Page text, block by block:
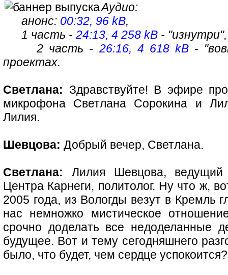
Аудио:
анонс: 00:32, 96 kB,
1 часть - 24:13, 4 258 kB - "изнутри",
2 часть - 26:16, 4 618 kB-
проектах.
Светлана: Здравствуйте! В эфире
микрофона Светлана Сорокина и
Лилия.
Шевцова: Добрый вечер, Светлана.
Светлана: Лилия Шевцова, ведущий
Центра Карнеги, политолог. Ну что ж,
2005 года, из Вологды везут в Кремль
нас немножко мистическое
срочно доделать все недоделанные
будущее. Вот и тему сегодняшнего
было, что будет, чем сердце